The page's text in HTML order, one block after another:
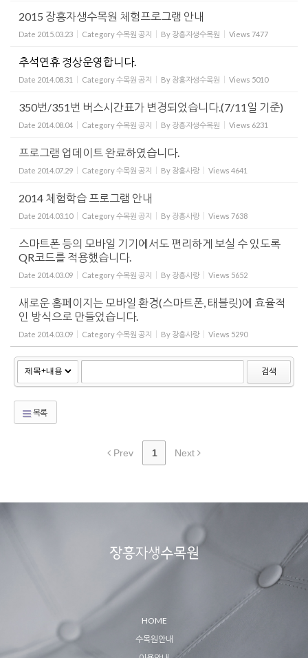
2015 장흥자생수목원 체험프로그램 안내
Date 2015.03.23 Category수목원 공지 By 장흥자생수목원 Views 7477
추석연휴 정상운영합니다.
Date 2014.08.31 Category수목원 공지 By 장흥자생수목원 Views 5010
350번/351번 버스시간표가 변경되었습니다.(7/11일 기준)
Date 2014.08.04 Category수목원 공지 By 장흥자생수목원 Views 6231
프로그램 업데이트 완료하였습니다.
Date 2014.07.29 Category수목원 공지 By 장흥사랑 Views 4641
2014 체험학습 프로그램 안내
Date 2014.03.10 Category수목원 공지 By 장흥사랑 Views 7638
스마트폰 등의 모바일 기기에서도 편리하게 보실 수 있도록
QR코드를 적용했습니다.
Date 2014.03.09 Category수목원 공지 By 장흥사랑 Views 5652
새로운 홈페이지는 모바일 환경(스마트폰, 태블릿)에 효율적
인 방식으로 만들었습니다.
Date 2014.03.09 Category수목원 공지 By 장흥사랑 Views 5290
검색
목록
Prev 1 Next
HOME
수목원안내